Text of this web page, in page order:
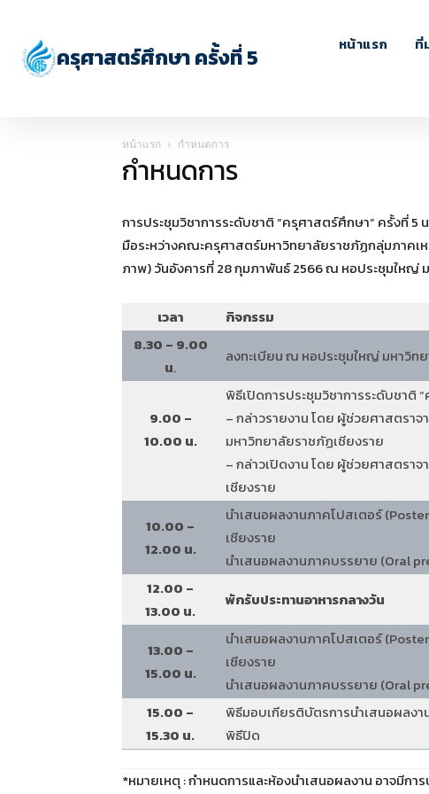
ครุศาสตร์ศึกษา ครั้งที่ 5 หน้าแรก ที่
หน้าแรก กำหนดการ
กำหนดการ
การประชุมวิชาการระดับชาติ “ครุศาสตร์ศึกษา” ครั้งที่
มือระหว่างคณะครุศาสตร์มหาวิทยาลัยราชภัฏกลุ่มภาคเ
ภาพ) วันอังคารที่ 28 กุมภาพันธ์ 2566 ณ หอประชุมใหญ่
เวลา
กิจกรรม
8.30 – 9.00
น.
ลงทะเบียน ณ หอประชุมใหญ่ มหาวิท
9.00 –
10.00 น.
พิธีเปิดการประชุมวิชาการระดับชาติ
– กล่าวรายงาน โดย ผู้ช่วยศาสตร
มหาวิทยาลัยราชภัฏเชียงราย
– กล่าวเปิดงาน โดย ผู้ช่วยศาสตรา
เชียงราย
10.00 –
12.00 น.
นำเสนอผลงานภาคโปสเตอร์
เชียงราย
นำเสนอผลงานภาคบรรยาย (Oral
12.00 –
13.00 น.
พักรับประทานอาหารกลางวัน
13.00 –
15.00 น.
นำเสนอผลงานภาคโปสเตอร์
เชียงราย
นำเสนอผลงานภาคบรรยาย (Oral
15.00 –
15.30 น.
พิธีมอบเกียรติบัตรการนำเสนอผลงา
พิธีปิด
*หมายเหตุ : กำหนดการและห้องนำเสนอผลงาน อาจมีกา